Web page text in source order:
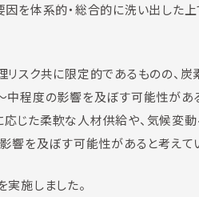
を体系的・総合的に洗い出した
スク共に限定的であるものの、
程度の影響を及ぼす可能性があ
じた柔軟な人材供給や、気候変動
響を及ぼす可能性があると考えて
施しました。